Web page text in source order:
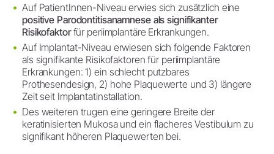
Auf PatientInnen-Niveau erwies sich zusätzlich eine
positive Parodontitisanamnese als signifikanter
Risikofaktorfür periimplantäre Erkrankungen.
Auf Implantat-Niveau erwiesen sich folgende Faktoren
als signifikante Risikofaktoren für periimplantäre
Erkrankungen: 1) ein schlecht putzbares
Prothesendesign, 2) hohe Plaquewerte und 3) längere
Zeit seit Implantatinstallation.
Des weiteren trugen eine geringere Breite der
keratinisierten Mukosa und ein flacheres Vestibulum zu
signifikant höheren Plaquewerten bei.